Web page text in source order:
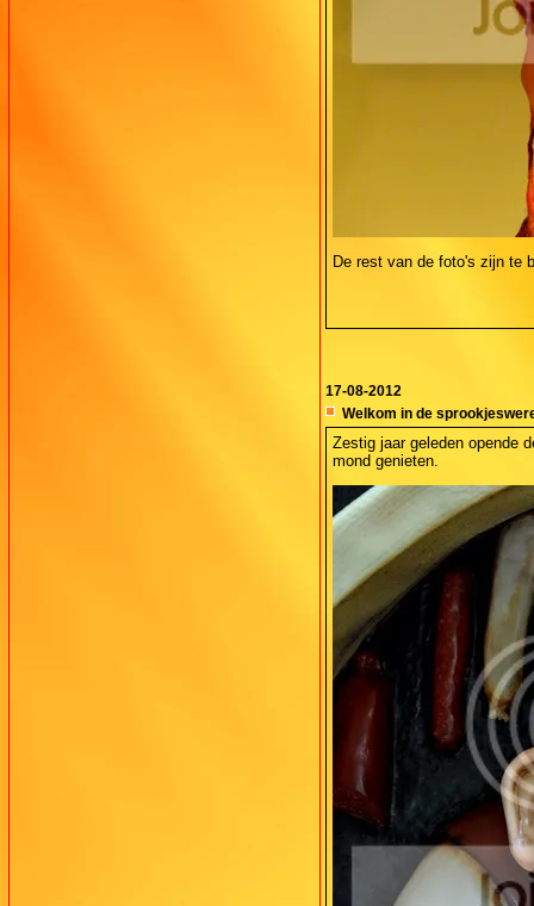
De rest van de foto's zijn te
17-08-2012
Welkom in de
Zestig jaar geleden opende
mond genieten.